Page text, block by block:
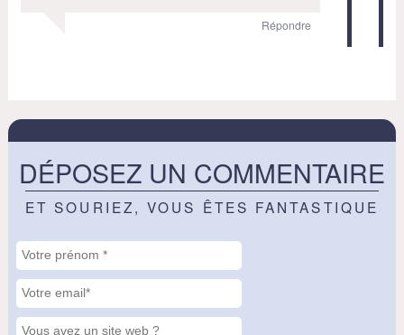
Répondre
DÉPOSEZ UN COMMENTAIRE
ET SOURIEZ, VOUS ÊTES FANTASTIQUE